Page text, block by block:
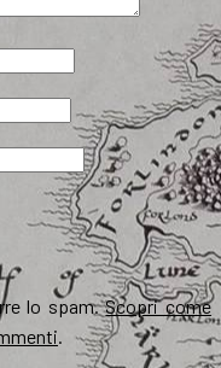
lo spam.Scopri come
.